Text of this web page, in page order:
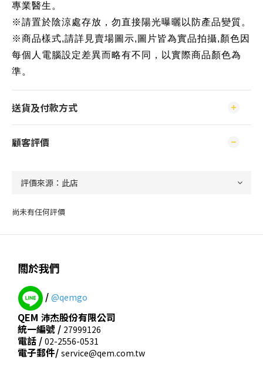
專業醫生。
※請置於陰涼處存放，勿直接陽光曝曬以防產品變質。
※商品樣式,請詳見賣場圖示,圖片皆為實品拍攝,顏色因
每個人電腦設定差異而略有不同，以實際商品顏色為
準。
送貨及付款方式
顧客評價
尚未有任何評價
關於我們
/ @qemgo
QEM 沛杰股份有限公司
統一編號 / 27999126
電話 / 02-2556-0531
電子郵件/ service@qem.com.tw